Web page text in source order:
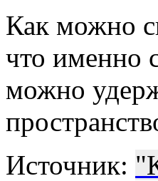
Как можно
что именно
можно
Источник: